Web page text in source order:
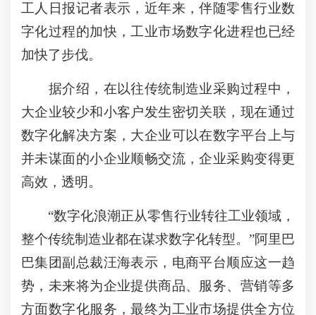
工人日报记者表示，近年来，伴随零售行业数
字化过程的加快，工业市场数字化进程也已经
加快了步伐。
据介绍，在以往传统制造业采购过程中，
大企业较少和小客户发生密切关联，现在通过
数字化解决方案，大企业可以在数字平台上与
并未谋面的小企业顺畅交流，企业采购变得更
高效，透明。
“数字化浪潮正从零售行业转往工业领域，
整个传统制造业都在谋求数字化转型。”阿里巴
巴集团副总裁汪海表示，电商平台顺应这一趋
势，未来将为企业提供商品、服务、营销等多
方面数字化服务，最终为工业市场提供全方位